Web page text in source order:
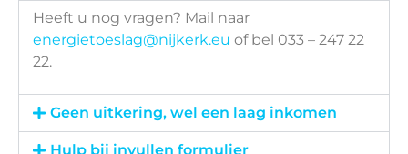
Heeft u nog vragen? Mail naar
energietoeslag@nijkerk.eu of bel 033 – 247 22
22.
Geen uitkering, wel een laag inkomen
Hulp bij invullen formulier